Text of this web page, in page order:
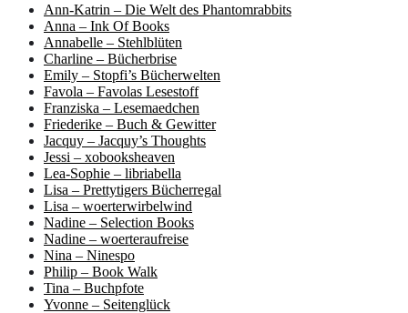
Ann-Katrin – Die Welt des Phantomrabbits
Anna – Ink Of Books
Annabelle – Stehlblüten
Charline – Bücherbrise
Emily – Stopfi’s Bücherwelten
Favola – Favolas Lesestoff
Franziska – Lesemaedchen
Friederike – Buch & Gewitter
Jacquy – Jacquy’s Thoughts
Jessi – xobooksheaven
Lea-Sophie – libriabella
Lisa – Prettytigers Bücherregal
Lisa – woerterwirbelwind
Nadine – Selection Books
Nadine – woerteraufreise
Nina – Ninespo
Philip – Book Walk
Tina – Buchpfote
Yvonne – Seitenglück